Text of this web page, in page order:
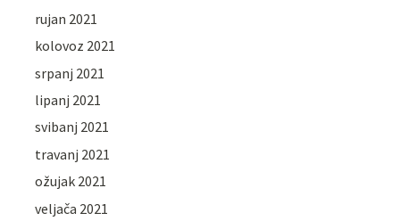
rujan 2021
kolovoz 2021
srpanj 2021
lipanj 2021
svibanj 2021
travanj 2021
ožujak 2021
veljača 2021